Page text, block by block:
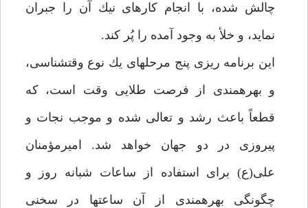
چالش شده، با انجام كارهاى نيك آن را جبران
نمايد، و خلأ به وجود آمده را پُر كند.
اين برنامه ريزى پنج مرحله‏اى يك نوع وقت‏شناسى،
و بهره‏مندى از فرصت طلايى وقت است، كه
قطعاً باعث رشد و تعالى شده و موجب نجات و
پيروزى در دو جهان خواهد شد. اميرمؤمنان
على(ع) براى استفاده از ساعات شبانه روز و
چگونگى بهره‏مندى از آن ساعت‏ها در سخنى